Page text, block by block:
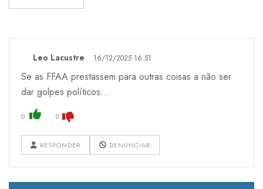
Leo Lacustre 16/12/2025 16:51
Se as FFAA prestassem para outras coisas a não ser
dar golpes políticos...
0 0
RESPONDER DENUNCIAR